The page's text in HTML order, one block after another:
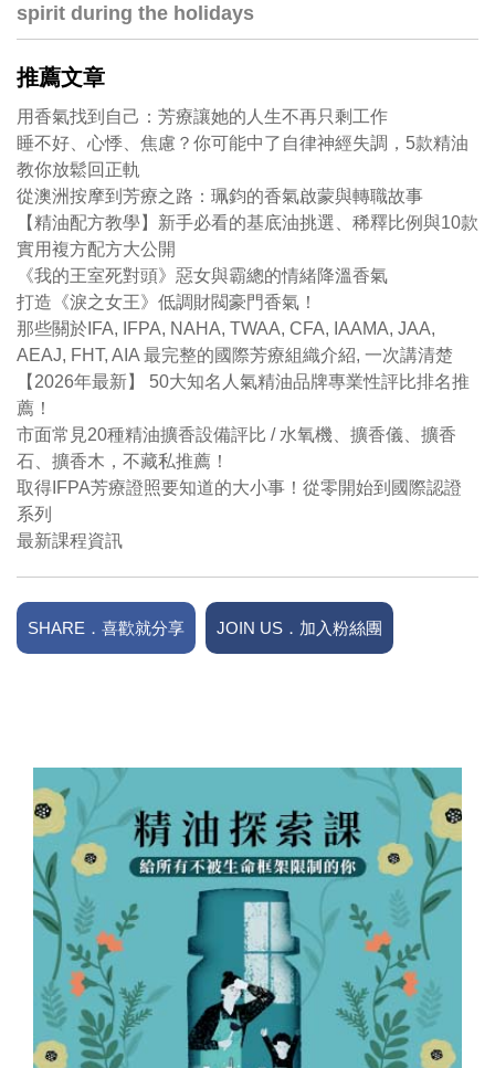
spirit during the holidays
推薦文章
用香氣找到自己：芳療讓她的人生不再只剩工作
睡不好、心悸、焦慮？你可能中了自律神經失調，5款精油
教你放鬆回正軌
從澳洲按摩到芳療之路：珮鈞的香氣啟蒙與轉職故事
【精油配方教學】新手必看的基底油挑選、稀釋比例與10款
實用複方配方大公開
《我的王室死對頭》惡女與霸總的情緒降溫香氣
打造《淚之女王》低調財閥豪門香氣！
那些關於IFA, IFPA, NAHA, TWAA, CFA, IAAMA, JAA,
AEAJ, FHT, AIA 最完整的國際芳療組織介紹, 一次講清楚
【2026年最新】 50大知名人氣精油品牌專業性評比排名推
薦！
市面常見20種精油擴香設備評比 / 水氧機、擴香儀、擴香
石、擴香木，不藏私推薦！
取得IFPA芳療證照要知道的大小事！從零開始到國際認證
系列
最新課程資訊
SHARE．喜歡就分享 JOIN US．加入粉絲團